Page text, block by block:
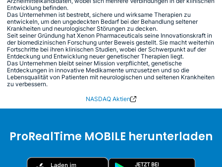
Entwicklung befinden.
Das Unternehmen ist bestrebt, sichere und wirksame Therapien zu
entwickeln, um den ungedeckten Bedarf bei der Behandlung seltener
Krankheiten und neurologischer Störungen zu decken.
Seit seiner Gründung hat Xenon Pharmaceuticals seine Innovationskraft in
der biomedizinischen Forschung unter Beweis gestellt. Sie macht weiterhin
Fortschritte bei ihren klinischen Studien, wobei der Schwerpunkt auf der
Entdeckung und Entwicklung neuer genetischer Therapien liegt.
Das Unternehmen bleibt seiner Mission verpflichtet, genetische
Entdeckungen in innovative Medikamente umzusetzen und so die
Lebensqualität von Patienten mit neurologischen und seltenen Krankheiten
zu verbessern.
NASDAQ Aktien
ProRealTime MOBILE herunterladen